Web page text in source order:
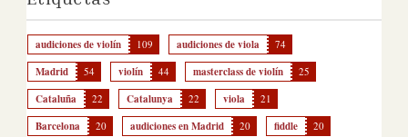
audiciones de violín 109 audiciones de viola 74
Madrid 54 violín 44 masterclass de violín 25
Cataluña 22 Catalunya 22 viola 21
Barcelona 20 audiciones en Madrid 20 fiddle 20